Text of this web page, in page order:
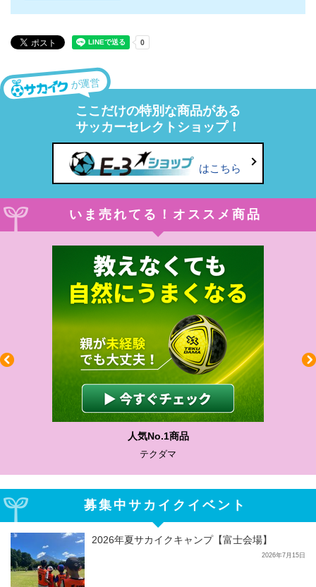
が運営
ここだけの特別な商品がある
サッカーセレクトショップ！
はこちら
いま売れてる！オススメ商品
人気No.1商品
テクダマ
募集中サカイクイベント
2026年夏サカイクキャンプ【富士会場】
2026年7月15日